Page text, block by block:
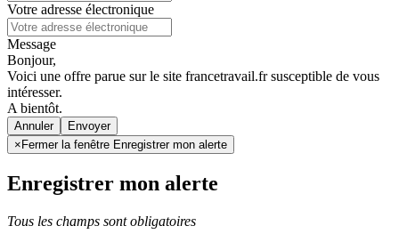
Votre adresse électronique
Message
Bonjour,
Voici une offre parue sur le site francetravail.fr susceptible de vous
intéresser.
A bientôt.
Annuler
× Fermer la fenêtre Enregistrer mon alerte
Enregistrer mon alerte
Tous les champs sont obligatoires